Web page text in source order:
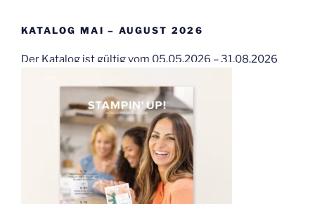
KATALOG MAI – AUGUST 2026
Der Katalog ist gültig vom 05.05.2026 – 31.08.2026